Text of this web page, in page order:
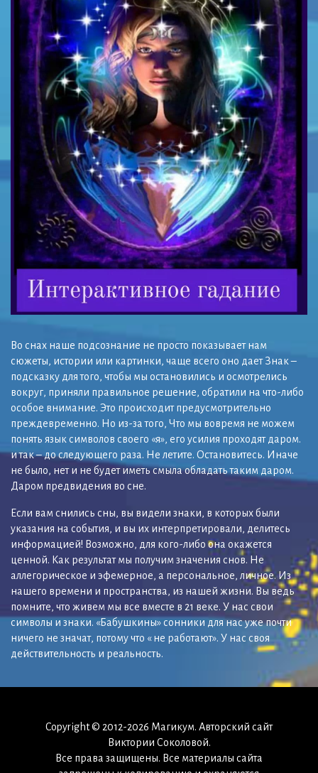
Во снах наше подсознание не просто показывает нам
сюжеты, истории или картинки, чаще всего оно дает Знак –
подсказку для того, чтобы мы остановились и осмотрелись
вокруг, приняли правильное решение, обратили на что-либо
особое внимание. Это происходит предусмотрительно
преждевременно. Но из-за того, Что мы вовремя не можем
понять язык символов своего «я», его усилия проходят даром.
и так – до следующего раза. Не летите. Остановитесь. Иначе
не было, нет и не будет иметь смыла обладать таким даром.
Даром предвидения во сне.
Если вам снились сны, вы видели знаки, в которых были
указания на события, и вы их интерпретировали, делитесь
информацией! Возможно, для кого-либо она окажется
ценной. Как результат мы получим значения снов. Не
аллегорическое и эфемерное, а персональное, личное. Из
нашего времени и пространства, из нашей жизни. Вы ведь
помните, что живем мы все вместе в 21 веке. У нас свои
символы и знаки. «Бабушкины» сонники для нас уже почти
ничего не значат, потому что « не работают». У нас своя
действительность и реальность.
Copyright © 2012-2026 Магикум. Авторский сайт
Виктории Соколовой.
Все права защищены. Все материалы сайта